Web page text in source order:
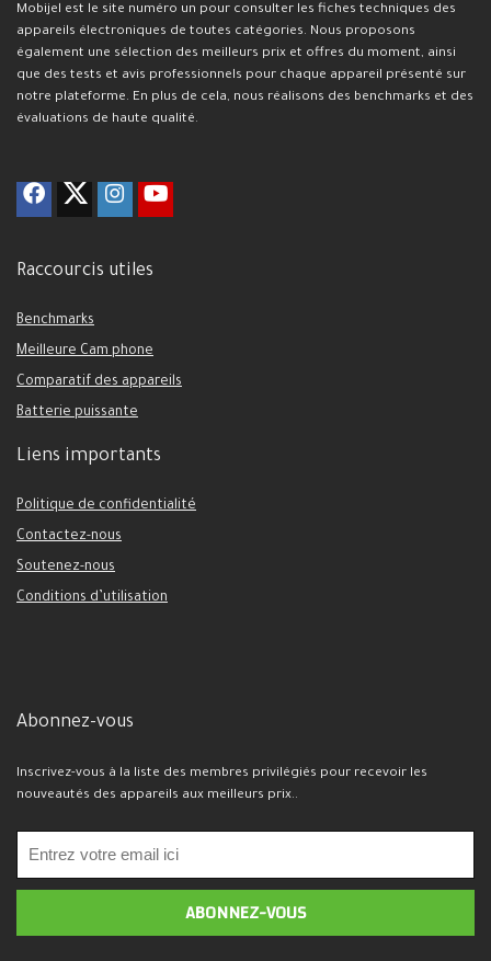
Mobijel est le site numéro un pour consulter les fiches techniques des
appareils électroniques de toutes catégories. Nous proposons
également une sélection des meilleurs prix et offres du moment, ainsi
que des tests et avis professionnels pour chaque appareil présenté sur
notre plateforme. En plus de cela, nous réalisons des benchmarks et des
évaluations de haute qualité.
Raccourcis utiles
Benchmarks
Meilleure Cam phone
Comparatif des appareils
Batterie puissante
Liens importants
Politique de confidentialité
Contactez-nous
Soutenez-nous
Conditions d’utilisation
Abonnez-vous
Inscrivez-vous à la liste des membres privilégiés pour recevoir les
nouveautés des appareils aux meilleurs prix..